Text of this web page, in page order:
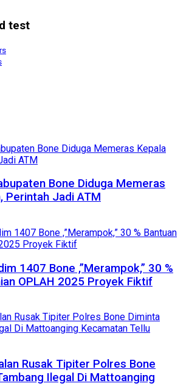
test
Bone Diduga Memeras
Perintah Jadi ATM
1407 Bone ,”Merampok,” 30 %
OPLAH 2025 Proyek Fiktif
Rusak Tipiter Polres Bone
Ilegal Di Mattoanging